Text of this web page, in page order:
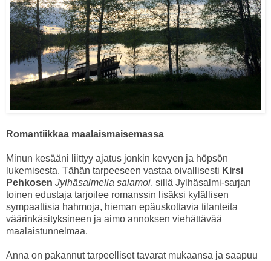
Romantiikkaa maalaismaisemassa
Minun kesääni liittyy ajatus jonkin kevyen ja höpsön
lukemisesta. Tähän tarpeeseen vastaa oivallisesti Kirsi
Pehkosen Jylhäsalmella salamoi, sillä Jylhäsalmi-sarjan
toinen edustaja tarjoilee romanssin lisäksi kylällisen
sympaattisia hahmoja, hieman epäuskottavia tilanteita
väärinkäsityksineen ja aimo annoksen viehättävää
maalaistunnelmaa.
Anna on pakannut tarpeelliset tavarat mukaansa ja saapuu